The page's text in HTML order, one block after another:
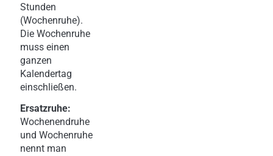
Stunden
(Wochenruhe).
Die Wochenruhe
muss einen
ganzen
Kalendertag
einschließen.
Ersatzruhe:
Wochenendruhe
und Wochenruhe
nennt man